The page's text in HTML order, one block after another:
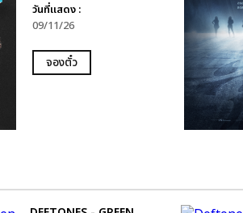
วันที่แสดง :
09/11/26
จองตั๋ว